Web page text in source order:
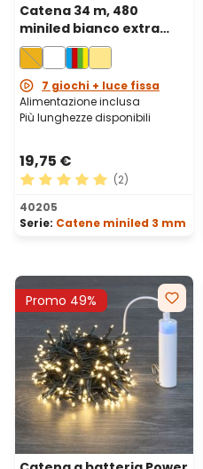
Catena 34 m, 480
miniled bianco extra
caldo, cavo verde
7 giochi + luce fissa
Alimentazione inclusa
Più lunghezze disponibili
19,75 €
Valutazione media di 5 su
(2)
40205
Serie: Catene miniled 3 mm
Promo 49%